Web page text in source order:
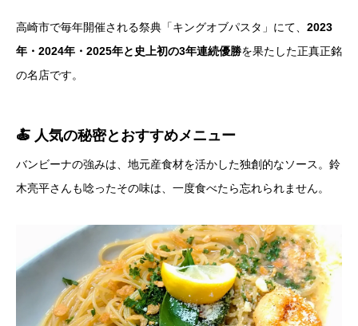
高崎市で毎年開催される祭典「キングオブパスタ」にて、 2023
年・2024年・2025年と史上初の3年連続優勝を果たした正真正銘
の名店です。
🍝 人気の秘密とおすすめメニュー
バンビーナの強みは、地元産食材を活かした独創的なソース。鈴
木亮平さんも唸ったその味は、一度食べたら忘れられません。